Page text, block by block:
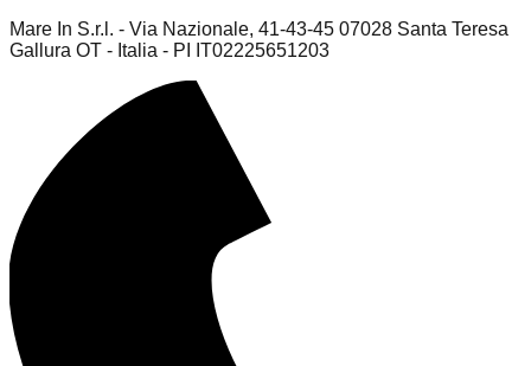
Mare In S.r.l. - Via Nazionale, 41-43-45 07028 Santa Teresa
Gallura OT - Italia - PI IT02225651203